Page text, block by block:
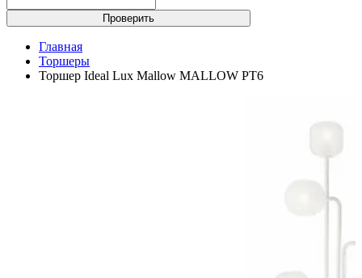
Проверить
Главная
Торшеры
Торшер Ideal Lux Mallow MALLOW PT6